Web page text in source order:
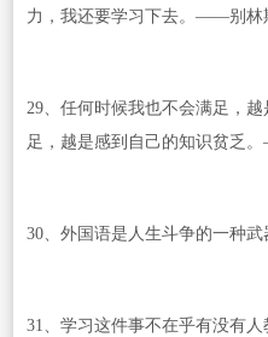
力，我还要学习下去。——别林
29、任何时候我也不会满足，
足，越是感到自己的知识贫乏
30、外国语是人生斗争的一种
31、学习这件事不在乎有没有